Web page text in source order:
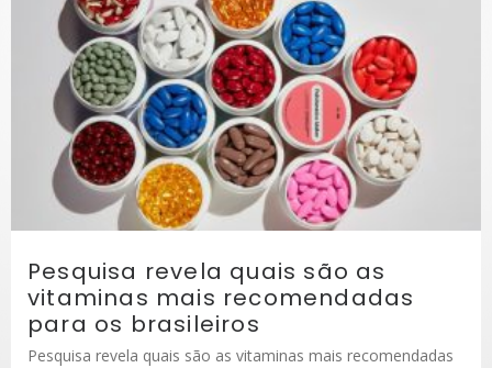
Pesquisa revela quais são as
vitaminas mais recomendadas
para os brasileiros
Pesquisa revela quais são as vitaminas mais recomendadas